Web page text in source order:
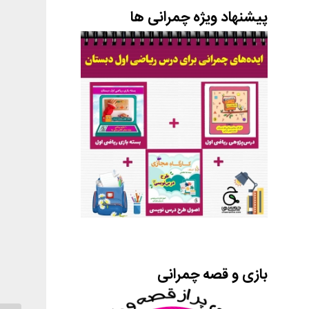
پیشنهاد ویژه چمرانی ها
بازی و قصه چمرانی